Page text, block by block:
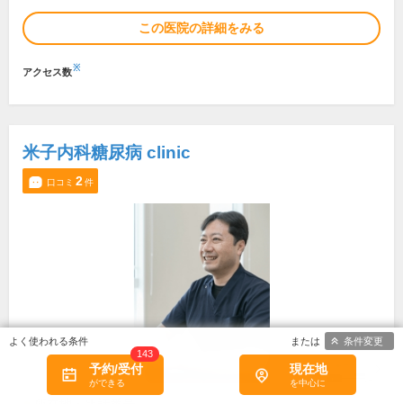
この医院の詳細をみる
アクセス数※
米子内科糖尿病 clinic
口コミ 2件
予約/受付
143
現在地
条件変更